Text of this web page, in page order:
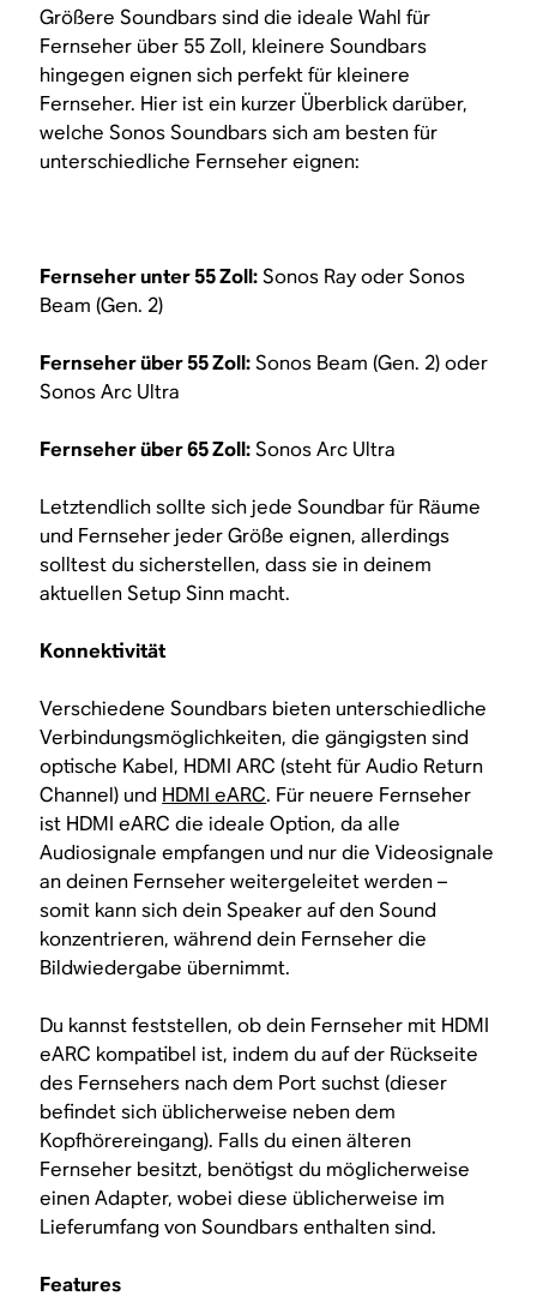
Größere Soundbars sind die ideale Wahl für
Fernseher über 55 Zoll, kleinere Soundbars
hingegen eignen sich perfekt für kleinere
Fernseher. Hier ist ein kurzer Überblick darüber,
welche Sonos Soundbars sich am besten für
unterschiedliche Fernseher eignen:
Fernseher unter 55 Zoll:Sonos Ray oder Sonos
Beam (Gen. 2)
Fernseher über 55 Zoll:Sonos Beam (Gen. 2) oder
Sonos Arc Ultra
Fernseher über 65 Zoll:Sonos Arc Ultra
Letztendlich sollte sich jede Soundbar für Räume
und Fernseher jeder Größe eignen, allerdings
solltest du sicherstellen, dass sie in deinem
aktuellen Setup Sinn macht.
Konnektivität
Verschiedene Soundbars bieten unterschiedliche
Verbindungsmöglichkeiten, die gängigsten sind
optische Kabel, HDMI ARC (steht für Audio Return
Channel) und HDMI eARC. Für neuere Fernseher
ist HDMI eARC die ideale Option, da alle
Audiosignale empfangen und nur die Videosignale
an deinen Fernseher weitergeleitet werden –
somit kann sich dein Speaker auf den Sound
konzentrieren, während dein Fernseher die
Bildwiedergabe übernimmt.
Du kannst feststellen, ob dein Fernseher mit HDMI
eARC kompatibel ist, indem du auf der Rückseite
des Fernsehers nach dem Port suchst (dieser
befindet sich üblicherweise neben dem
Kopfhörereingang). Falls du einen älteren
Fernseher besitzt, benötigst du möglicherweise
einen Adapter, wobei diese üblicherweise im
Lieferumfang von Soundbars enthalten sind.
Features